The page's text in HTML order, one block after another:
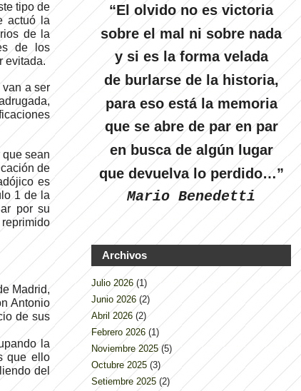
tipo de
actuó la
de la
de los
evitada.
van a ser
sean
de
es
1 de la
por su
Madrid,
Antonio
de sus
la
que ello
del
“El olvido no es victoria
sobre el mal ni sobre nada
y si es la forma velada
de burlarse de la historia,
para eso está la memoria
que se abre de par en par
en busca de algún lugar
que devuelva lo perdido…”
Mario Benedetti
Archivos
Julio 2026 (1)
Junio 2026 (2)
Abril 2026 (2)
Febrero 2026 (1)
Noviembre 2025 (5)
Octubre 2025 (3)
Setiembre 2025 (2)